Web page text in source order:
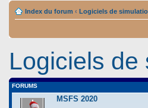
Index du forum ‹ Logiciels de
Logiciels de
FORUMS
MSFS 2020